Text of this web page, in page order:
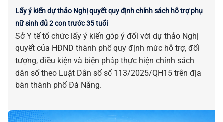
Lấy ý kiến dự thảo Nghị quyết quy định chính sách hỗ trợ phụ
nữ sinh đủ 2 con trước 35 tuổi
Sở Y tế tổ chức lấy ý kiến góp ý đối với dự thảo Nghị
quyết của HĐND thành phố quy định mức hỗ trợ, đối
tượng, điều kiện và biện pháp thực hiện chính sách
dân số theo Luật Dân số số 113/2025/QH15 trên địa
bàn thành phố Đà Nẵng.